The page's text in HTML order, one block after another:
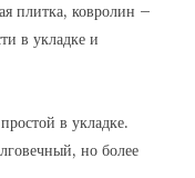
плитка, ковролин –
в укладке и
в укладке.
но более